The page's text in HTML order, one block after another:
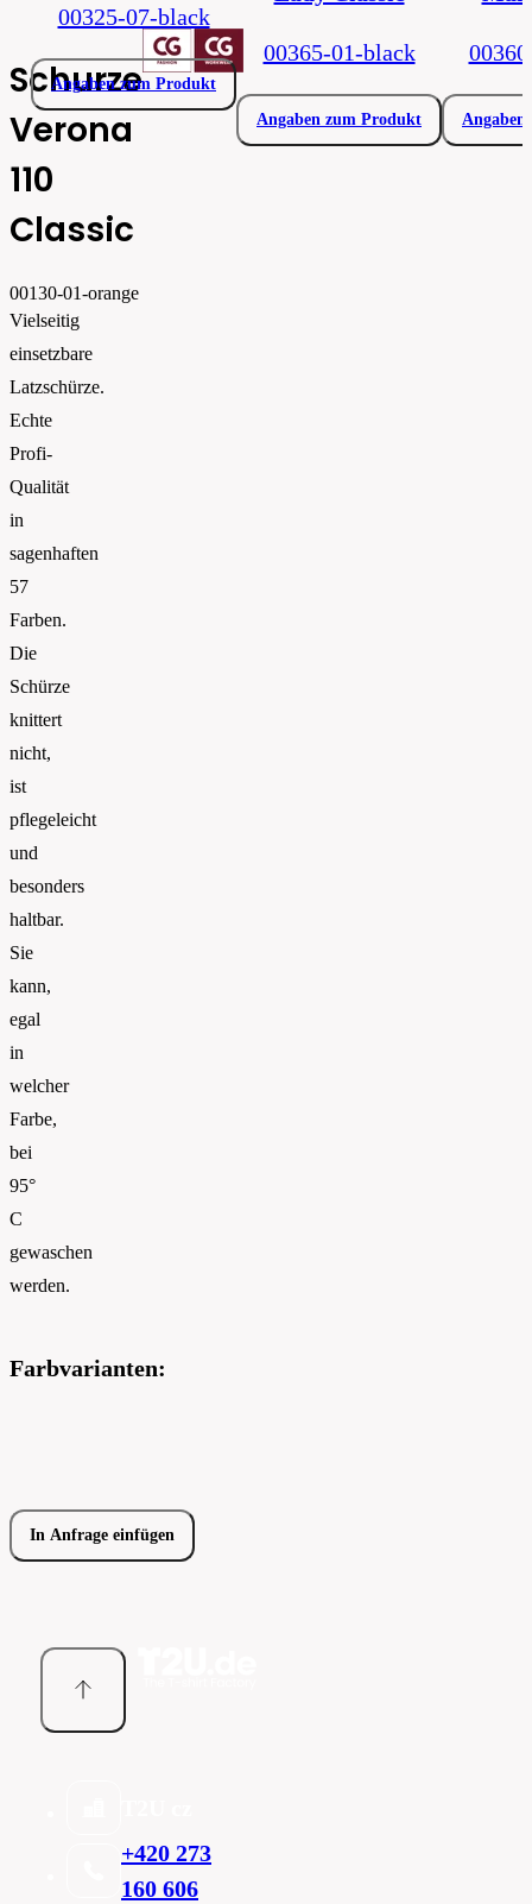
Schurze
Verona
110
Classic
00130-01-orange
Vielseitig
einsetzbare
Latzschürze.
Echte
Profi-
Qualität
in
sagenhaften
57
Farben.
Die
Schürze
knittert
nicht,
ist
pflegeleicht
und
besonders
haltbar.
Sie
kann,
egal
in
welcher
Farbe,
bei
95°
C
gewaschen
werden.
Farbvarianten:
In Anfrage einfügen
00325-07-black
Angaben zum Produkt
00365-01-black
Angaben zum Produkt
+420 273
160 606